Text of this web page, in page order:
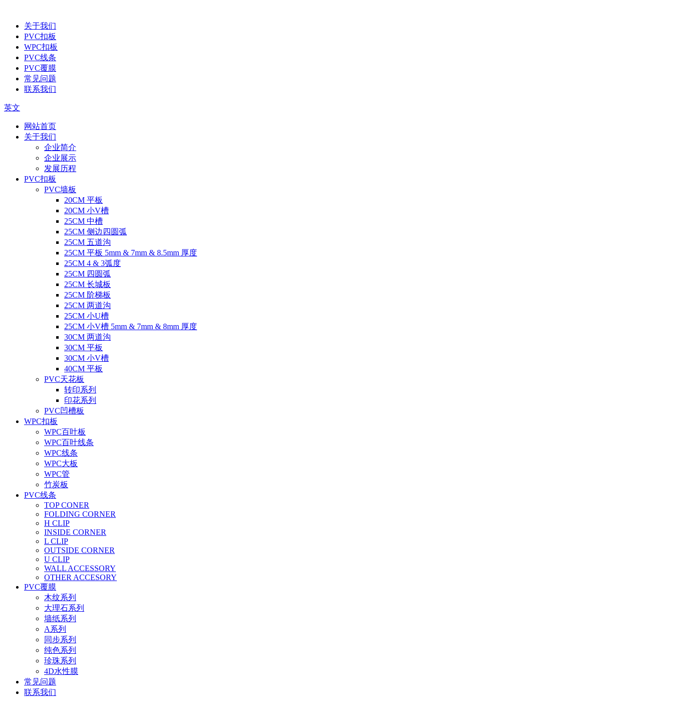
关于我们
PVC扣板
WPC扣板
PVC线条
PVC覆膜
常见问题
联系我们
英文
网站首页
关于我们
企业简介
企业展示
发展历程
PVC扣板
PVC墙板
20CM 平板
20CM 小V槽
25CM 中槽
25CM 侧边四圆弧
25CM 五道沟
25CM 平板 5mm & 7mm & 8.5mm 厚度
25CM 4 & 3弧度
25CM 四圆弧
25CM 长城板
25CM 阶梯板
25CM 两道沟
25CM 小U槽
25CM 小V槽 5mm & 7mm & 8mm 厚度
30CM 两道沟
30CM 平板
30CM 小V槽
40CM 平板
PVC天花板
转印系列
印花系列
PVC凹槽板
WPC扣板
WPC百叶板
WPC百叶线条
WPC线条
WPC大板
WPC管
竹炭板
PVC线条
TOP CONER
FOLDING CORNER
H CLIP
INSIDE CORNER
L CLIP
OUTSIDE CORNER
U CLIP
WALL ACCESSORY
OTHER ACCESORY
PVC覆膜
木纹系列
大理石系列
墙纸系列
A系列
同步系列
纯色系列
珍珠系列
4D水性膜
常见问题
联系我们